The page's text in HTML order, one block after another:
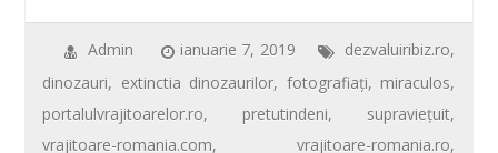
e
b
o
o
tt
er
ail er
e
st
at
s
A
p
ta
je
az
ă
Admin ianuarie 7, 2019 dezvaluiribiz.ro,
dinozauri, extinctia dinozaurilor, fotografiaţi, miraculos,
portalulvrajitoarelor.ro, pretutindeni, supraviețuit,
vrajitoare-romania.com,vrajitoare-romania.ro,